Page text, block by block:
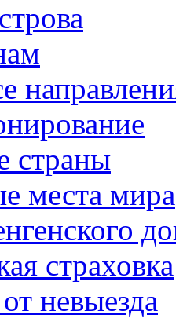
страны
места мира
страховка
невыезда